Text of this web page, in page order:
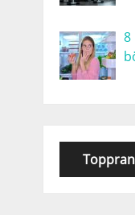
8